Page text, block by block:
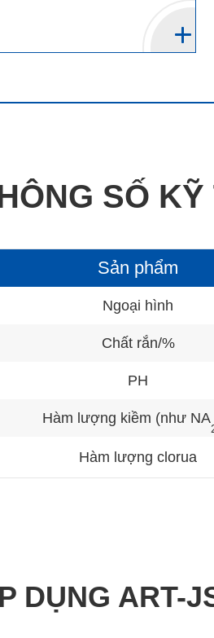
SỐ
Sản phẩm
Ngoại hình
Chất rắn/%
PH
Hàm lượng kiềm (như NA
Hàm lượng clorua
DỤNG ART-